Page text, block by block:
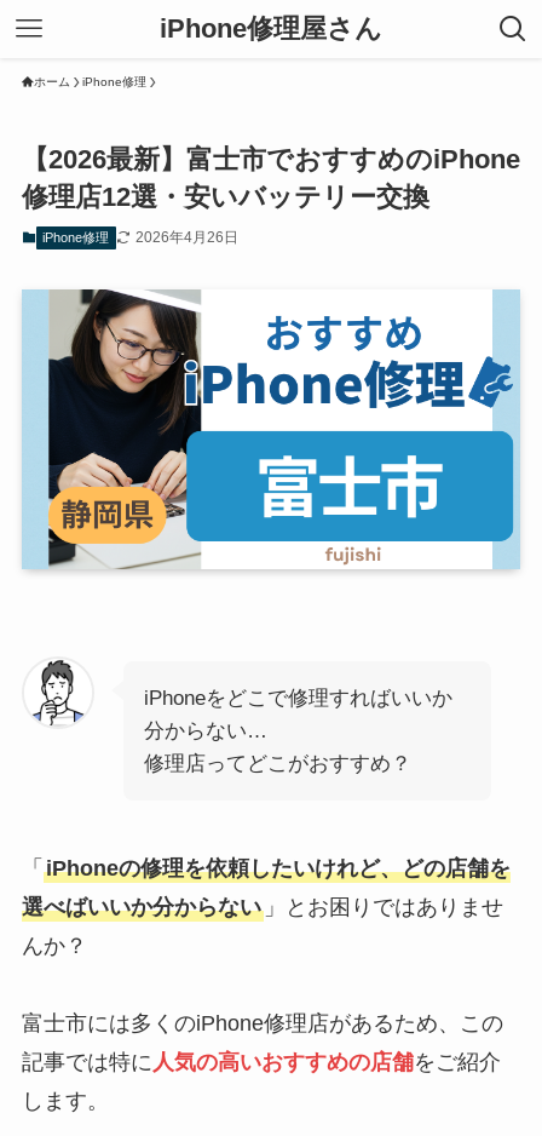
iPhone修理屋さん
ホーム iPhone修理
【2026最新】富士市でおすすめのiPhone
修理店12選・安いバッテリー交換
iPhone修理 2026年4月26日
iPhoneをどこで修理すればいいか
分からない…
修理店ってどこがおすすめ？
「 iPhoneの修理を依頼したいけれど、どの店舗を
選べばいいか分からない」とお困りではありませ
んか？
富士市には多くのiPhone修理店があるため、この
記事では特に 人気の高いおすすめの店舗をご紹介
します。